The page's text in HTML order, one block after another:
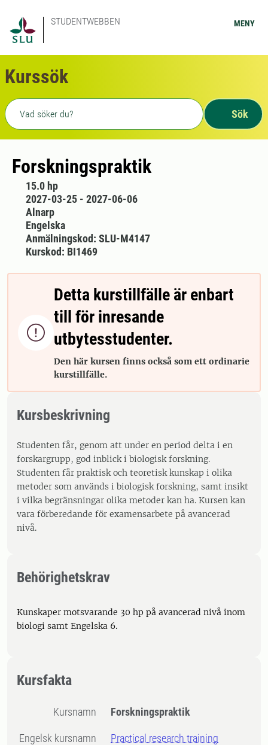
STUDENTWEBBEN MENY
Kurssök
Fritext sökning
Sök
Forskningspraktik
15.0 hp
2027-03-25 - 2027-06-06
Alnarp
Engelska
Anmälningskod: SLU-M4147
Kurskod: BI1469

Detta kurstillfälle är enbart
till för inresande
utbytesstudenter.
Den här kursen finns också som ett ordinarie
kurstillfälle.
Kursbeskrivning
Studenten får, genom att under en period delta i en
forskargrupp, god inblick i biologisk forskning.
Studenten får praktisk och teoretisk kunskap i olika
metoder som används i biologisk forskning, samt insikt
i vilka begränsningar olika metoder kan ha. Kursen kan
vara förberedande för examensarbete på avancerad
nivå.
Behörighetskrav
Kunskaper motsvarande 30 hp på avancerad nivå inom
biologi samt Engelska 6.
Kursfakta
Kursnamn Forskningspraktik
Engelsk kursnamn Practical research training